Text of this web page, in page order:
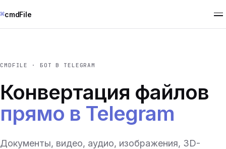
⌘cmdFile
CMDFILE · БОТ В TELEGRAM
Конвертация файлов
прямо в Telegram
Документы, видео, аудио, изображения, 3D-